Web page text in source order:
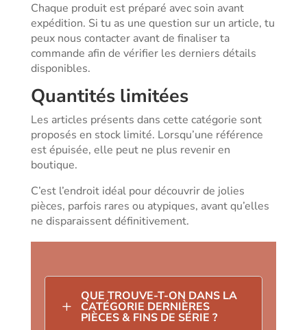
Chaque produit est préparé avec soin avant
expédition. Si tu as une question sur un article, tu
peux nous contacter avant de finaliser ta
commande afin de vérifier les derniers détails
disponibles.
Quantités limitées
Les articles présents dans cette catégorie sont
proposés en stock limité. Lorsqu’une référence
est épuisée, elle peut ne plus revenir en
boutique.
C’est l’endroit idéal pour découvrir de jolies
pièces, parfois rares ou atypiques, avant qu’elles
ne disparaissent définitivement.
L
QUE TROUVE-T-ON DANS LA
CATÉGORIE DERNIÈRES
PIÈCES & FINS DE SÉRIE ?